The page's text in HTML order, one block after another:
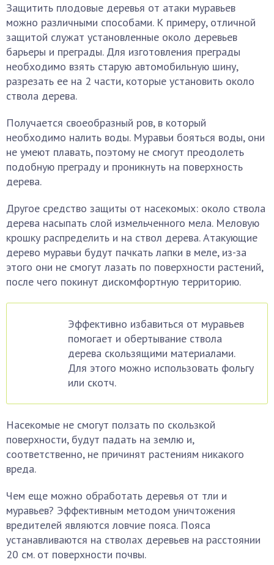
Защитить плодовые деревья от атаки муравьев
можно различными способами. К примеру, отличной
защитой служат установленные около деревьев
барьеры и преграды. Для изготовления преграды
необходимо взять старую автомобильную шину,
разрезать ее на 2 части, которые установить около
ствола дерева.
Получается своеобразный ров, в который
необходимо налить воды. Муравьи бояться воды, они
не умеют плавать, поэтому не смогут преодолеть
подобную преграду и проникнуть на поверхность
дерева.
Другое средство защиты от насекомых: около ствола
дерева насыпать слой измельченного мела. Меловую
крошку распределить и на ствол дерева. Атакующие
дерево муравьи будут пачкать лапки в меле, из-за
этого они не смогут лазать по поверхности растений,
после чего покинут дискомфортную территорию.
Эффективно избавиться от муравьев
помогает и обертывание ствола
дерева скользящими материалами.
Для этого можно использовать фольгу
или скотч.
Насекомые не смогут ползать по скользкой
поверхности, будут падать на землю и,
соответственно, не причинят растениям никакого
вреда.
Чем еще можно обработать деревья от тли и
муравьев? Эффективным методом уничтожения
вредителей являются ловчие пояса. Пояса
устанавливаются на стволах деревьев на расстоянии
20 см. от поверхности почвы.